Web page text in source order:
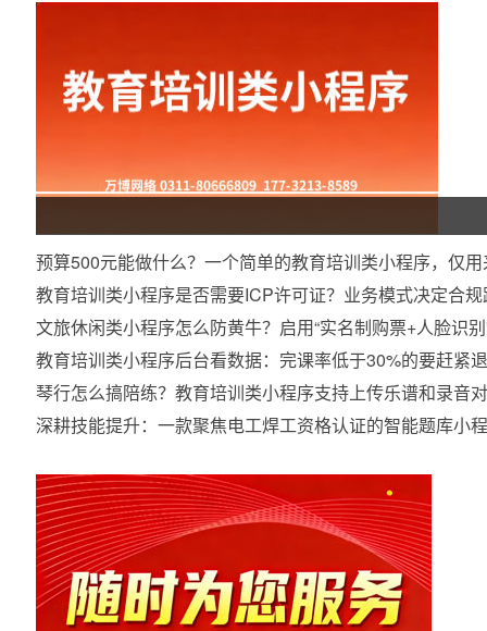
预算500元能做什么？一个简单的教育培训类小程序，仅
教育培训类小程序是否需要ICP许可证？业务模式决定合
文旅休闲类小程序怎么防黄牛？启用“实名制购票+人脸识别
教育培训类小程序后台看数据：完课率低于30%的要赶紧
琴行怎么搞陪练？教育培训类小程序支持上传乐谱和录音
深耕技能提升：一款聚焦电工焊工资格认证的智能题库小